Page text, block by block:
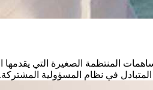
المنتظمة الصغيرة التي